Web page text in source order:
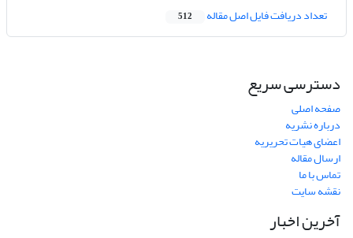
تعداد دریافت فایل اصل مقاله 512
دسترسی سریع
صفحه اصلی
درباره نشریه
اعضای هیات تحریریه
ارسال مقاله
تماس با ما
نقشه سایت
آخرین اخبار